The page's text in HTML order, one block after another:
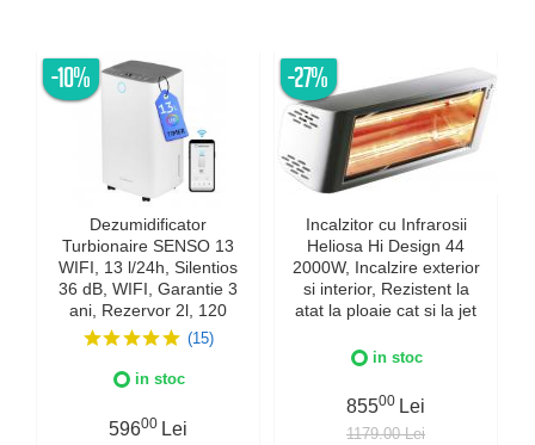
-10%
Dezumidificator
Turbionaire SENSO 13
WIFI, 13 l/24h, Silentios
36 dB, WIFI, Garantie 3
ani, Rezervor 2l, 120
m³/h, Control digital,
Indicator luminos
umiditate, Timer, Display
(15)
in stoc
59600 Lei
-27%
Incalzitor cu Infrarosii
Heliosa Hi Design 44
2000W, Incalzire exterior
si interior, Rezistent la
atat la ploaie cat si la jet
Culoare Alba, IPX5
in stoc
85500 Lei
1179.00 Lei